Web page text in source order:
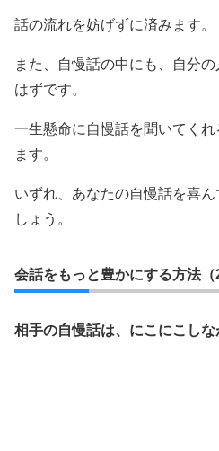
話の流れを妨げずに済みます。
また、自慢話の中にも、自分
はずです。
一生懸命に自慢話を聞いてく
ます。
いずれ、あなたの自慢話を喜
しょう。
会話をもっと豊かにする方法（2
相手の自慢話は、にこにこしな